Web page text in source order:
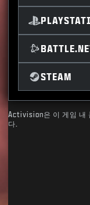
STEAM
Activision은 이 게임 내
다.